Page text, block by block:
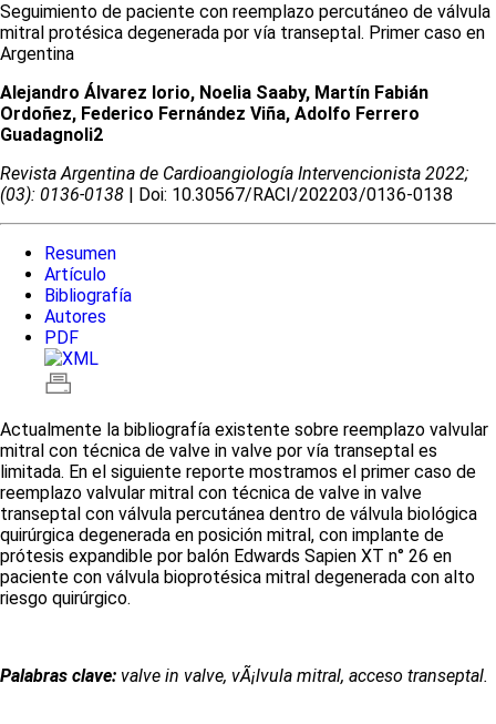
Seguimiento de paciente con reemplazo percutáneo de válvula
mitral protésica degenerada por vía transeptal. Primer caso en
Argentina
Alejandro Álvarez Iorio, Noelia Saaby, Martín Fabián
Ordoñez, Federico Fernández Viña, Adolfo Ferrero
Guadagnoli2
Revista Argentina de Cardioangiologí­a Intervencionista 2022;
(03): 0136-0138 | Doi: 10.30567/RACI/202203/0136-0138
Resumen
Artículo
Bibliografía
Autores
PDF
Actualmente la bibliografía existente sobre reemplazo valvular
mitral con técnica de valve in valve por vía transeptal es
limitada. En el siguiente reporte mostramos el primer caso de
reemplazo valvular mitral con técnica de valve in valve
transeptal con válvula percutánea dentro de válvula biológica
quirúrgica degenerada en posición mitral, con implante de
prótesis expandible por balón Edwards Sapien XT n° 26 en
paciente con válvula bioprotésica mitral degenerada con alto
riesgo quirúrgico.
Palabras clave: valve in valve, vÃ¡lvula mitral, acceso transeptal.